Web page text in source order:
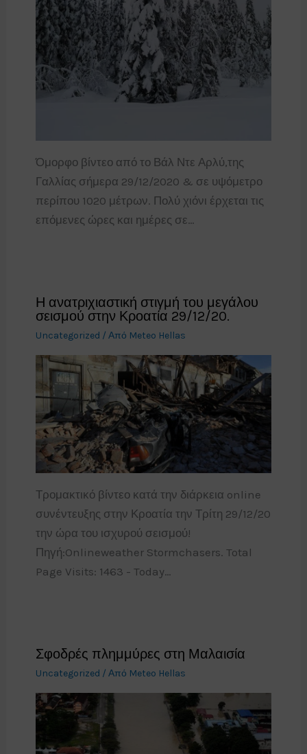
Όμορφο βίντεο από το Βάλ Ντε Αρλύ,της
Γαλλίας σήμερα 29/12/2020 & σε υψόμετρο
περίπου 1020 μέτρων. Πολύ χιόνι έρχεται τις
επόμενες ώρες και ημέρες σε…
Η ανατριχιαστική στιγμή του μεγάλου
σεισμού στην Κροατία 29/12/20.
Uncategorized / Από Meteo Hellas
Τρομακτικό βίντεο κατά την διάρκεια online
συνέντευξης στην Κροατία την Τρίτη 29/12/20
την ώρα του ισχυρού σεισμού!
Πηγή:Onlineweather Stormchasers. Total
Page Visits: 1463 - Today…
Σφοδρές πλημμύρες στη Μαλαισία
Uncategorized / Από Meteo Hellas